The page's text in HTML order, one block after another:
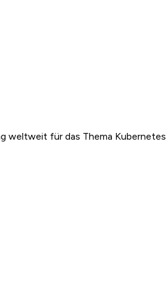
weltweit für das Thema Kubernetes